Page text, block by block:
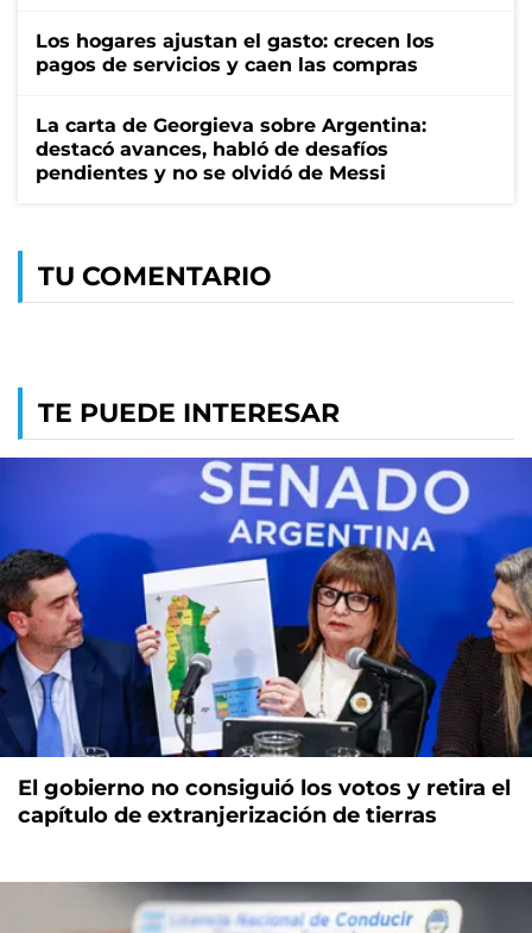
Los hogares ajustan el gasto: crecen los
pagos de servicios y caen las compras
La carta de Georgieva sobre Argentina:
destacó avances, habló de desafíos
pendientes y no se olvidó de Messi
TU COMENTARIO
TE PUEDE INTERESAR
El gobierno no consiguió los votos y retira el
capítulo de extranjerización de tierras